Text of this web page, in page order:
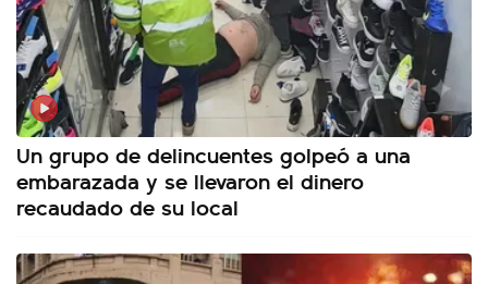
Un grupo de delincuentes golpeó a una
embarazada y se llevaron el dinero
recaudado de su local